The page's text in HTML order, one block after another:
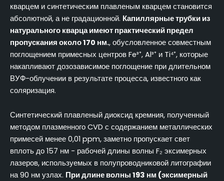
кварцем и синтетическим плавленым кварцем становится
абсолютной, а не градационной. Капиллярные трубки из
натурального кварца имеют практический предел
пропускания около 170 нм., обусловленное совместным
поглощением примесных центров Fe³⁺, Al³⁺ и Ti⁴⁺, которые
накапливают дозозависимое поглощение при длительном
ВУФ-облучении в результате процесса, известного как
соляризация.
Синтетический плавленый диоксид кремния, полученный
методом плазменного CVD с содержанием металлических
примесей менее 0,01 ppm, заметно пропускает свет
вплоть до 157 нм - рабочей длины волны F₂ эксимерных
лазеров, используемых в полупроводниковой литографии
на 90 нм узлах. При длине волны 193 нм (эксимерный